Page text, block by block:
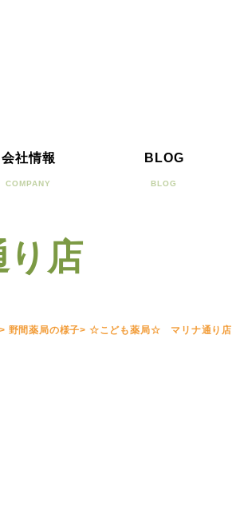
会社情報
COMPANY
BLOG
BLOG
店
> 野間薬局の様子> ☆こども薬局☆ マリナ通り店